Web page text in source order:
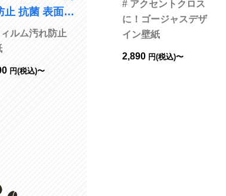
止 抗菌 表面強
び サンゲツ
ルム汚れ防止
円(税込)〜
519
# アクセントクロス
に！ゴージャスデザ
イン壁紙
2,890 円(税込)〜